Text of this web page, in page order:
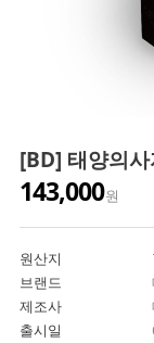
[BD] 태양의
143,000원
원산지
브랜드
제조사
출시일